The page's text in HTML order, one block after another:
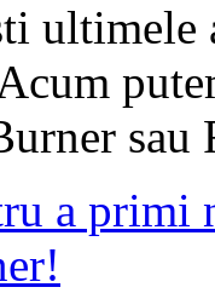
sau
a primi